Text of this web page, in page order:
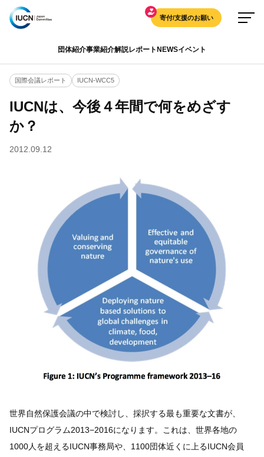
寄付/支援のお願い
団体紹介事業紹介解説レポート NEWSイベント
国際会議レポート IUCN-WCC5
IUCNは、今後４年間で何をめざす
か？
2012.09.12
世界自然保護会議の中で検討し、採択する最も重要な文書が、
IUCNプログラム2013−2016になります。これは、世界各地の
1000人を超えるIUCN事務局や、1100団体近くに上るIUCN会員